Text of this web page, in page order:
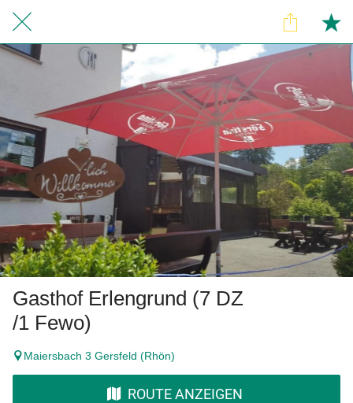
Gasthof Erlengrund (7 DZ
/1 Fewo)
Maiersbach 3 Gersfeld (Rhön)
ROUTE ANZEIGEN